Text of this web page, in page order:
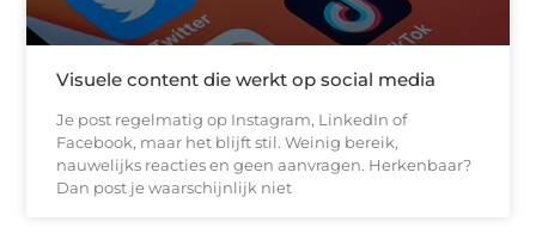
Visuele content die werkt op social media
Je post regelmatig op Instagram, LinkedIn of
Facebook, maar het blijft stil. Weinig bereik,
nauwelijks reacties en geen aanvragen. Herkenbaar?
Dan post je waarschijnlijk niet